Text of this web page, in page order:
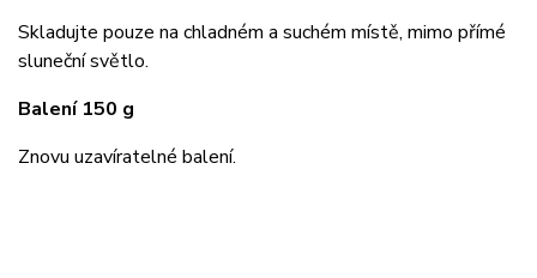
Skladujte pouze na chladném a suchém místě, mimo přímé
sluneční světlo.
Balení 150 g
Znovu uzavíratelné balení.